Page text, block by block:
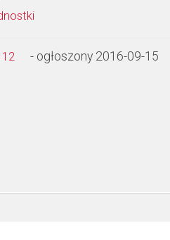
12 - ogłoszony 2016-09-15